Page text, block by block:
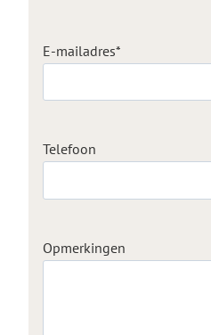
E-mailadres*
Telefoon
Opmerkingen